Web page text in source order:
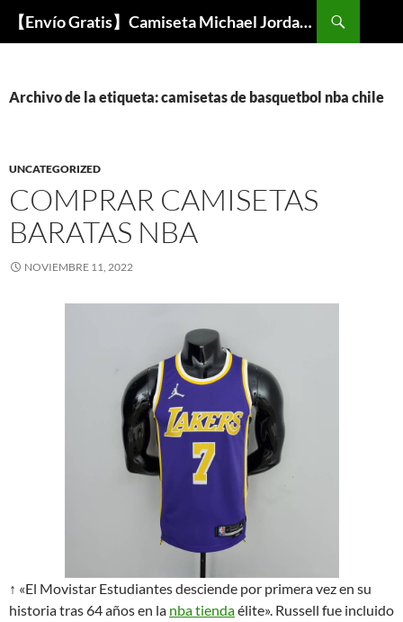
【Envío Gratis】Camiseta Michael Jordan NBA Barata
Buscar
Archivo de la etiqueta: camisetas de basquetbol nba chile
UNCATEGORIZED
COMPRAR CAMISETAS
BARATAS NBA
NOVIEMBRE 11, 2022
↑ «El Movistar Estudiantes desciende por primera vez en su
historia tras 64 años en la nba tiendaélite». Russell fue incluido